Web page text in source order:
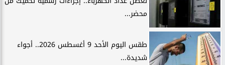
محضر...
طقس اليوم الأحد 9 أغسطس 2026.. أجواء
شديدة...